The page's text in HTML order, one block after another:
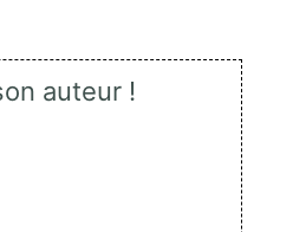
auteur !